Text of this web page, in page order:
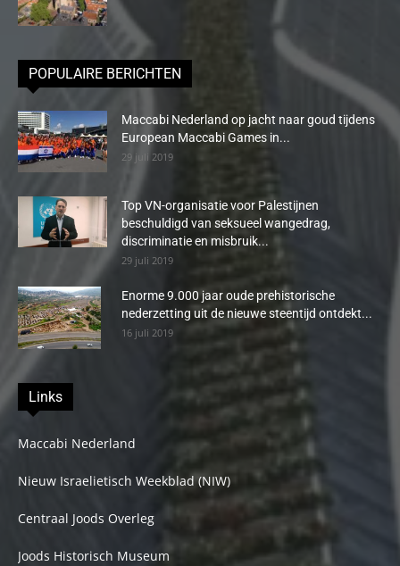
POPULAIRE BERICHTEN
Maccabi Nederland op jacht naar goud tijdens
European Maccabi Games in...
29 juli 2019
Top VN-organisatie voor Palestijnen
beschuldigd van seksueel wangedrag,
discriminatie en misbruik...
29 juli 2019
Enorme 9.000 jaar oude prehistorische
nederzetting uit de nieuwe steentijd ontdekt...
16 juli 2019
Links
Maccabi Nederland
Nieuw Israelietisch Weekblad (NIW)
Centraal Joods Overleg
Joods Historisch Museum